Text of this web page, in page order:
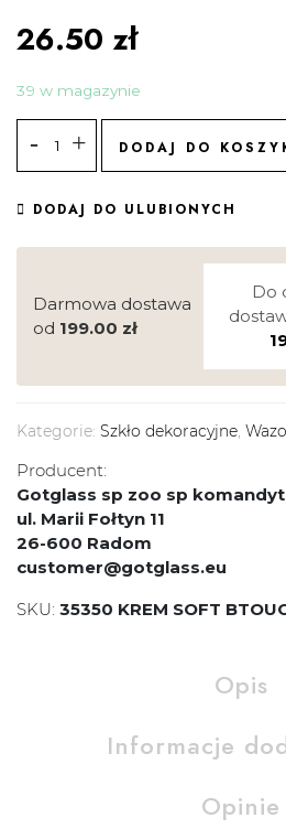
26.50 zł
39 w magazynie
DODAJ DO
DODAJ DO ULUBIONYCH
Darmowa dostawa
od 199.00 zł
Do
Kategorie: Szkło dekoracyjne
Producent:
Gotglass sp zoo sp
ul. Marii Fołtyn 11
26-600 Radom
customer@gotglass.eu
SKU: 35350 KREM SOFT
Opis
Informacje
Opinie